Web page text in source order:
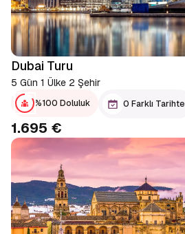
Dubai Turu
5 Gün 1 Ülke 2 Şehir
%100 Doluluk 0 Farklı Tarihte
1.695 €